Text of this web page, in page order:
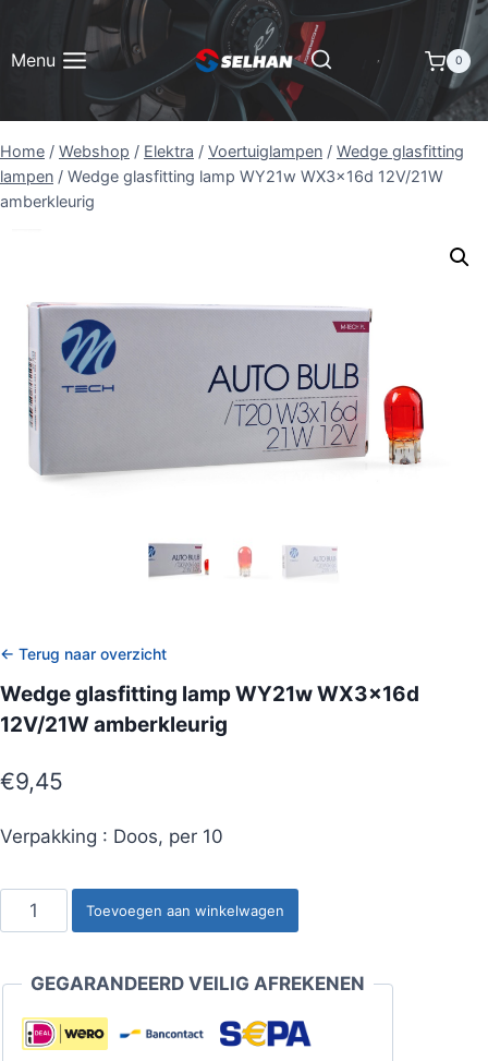
inhoud
Menu 0
Home / Webshop / Elektra / Voertuiglampen / Wedge glasfitting
lampen / Wedge glasfitting lamp WY21w WX3x16d 12V/21W
amberkleurig
← Terug naar overzicht
Wedge glasfitting lamp WY21w WX3x16d
12V/21W amberkleurig
€9,45
Verpakking : Doos, per 10
Wedge
glasfitting
WY21w
WX3x16d
12V/21W
Toevoegen aan winkelwagen
GEGARANDEERD VEILIG AFREKENEN